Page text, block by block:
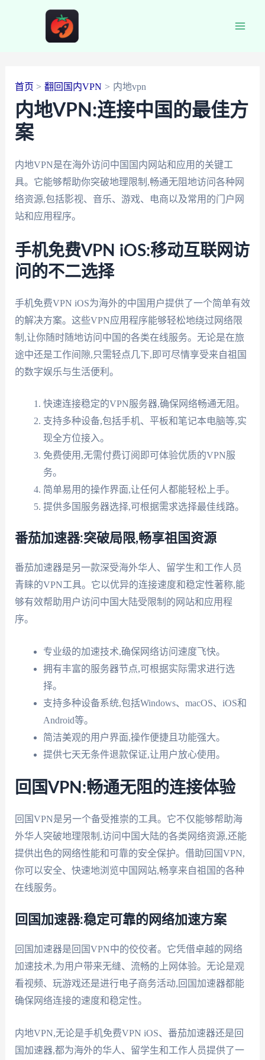
首页 翻回国内VPN 内地vpn
内地VPN:连接中国的最佳方
案
内地VPN是在海外访问中国国内网站和应用的关键工
具。它能够帮助你突破地理限制,畅通无阻地访问各种网
络资源,包括影视、音乐、游戏、电商以及常用的门户网
站和应用程序。
手机免费VPN iOS:移动互联网访
问的不二选择
手机免费VPN iOS为海外的中国用户提供了一个简单有效
的解决方案。这些VPN应用程序能够轻松地绕过网络限
制,让你随时随地访问中国的各类在线服务。无论是在旅
途中还是工作间隙,只需轻点几下,即可尽情享受来自祖国
的数字娱乐与生活便利。
快速连接稳定的VPN服务器,确保网络畅通无阻。
支持多种设备,包括手机、平板和笔记本电脑等,实
现全方位接入。
免费使用,无需付费订阅即可体验优质的VPN服
务。
简单易用的操作界面,让任何人都能轻松上手。
提供多国服务器选择,可根据需求选择最佳线路。
番茄加速器:突破局限,畅享祖国资源
番茄加速器是另一款深受海外华人、留学生和工作人员
青睐的VPN工具。它以优异的连接速度和稳定性著称,能
够有效帮助用户访问中国大陆受限制的网站和应用程
序。
专业级的加速技术,确保网络访问速度飞快。
拥有丰富的服务器节点,可根据实际需求进行选
择。
支持多种设备系统,包括Windows、macOS、iOS和
Android等。
简洁美观的用户界面,操作便捷且功能强大。
提供七天无条件退款保证,让用户放心使用。
回国VPN:畅通无阻的连接体验
回国VPN是另一个备受推崇的工具。它不仅能够帮助海
外华人突破地理限制,访问中国大陆的各类网络资源,还能
提供出色的网络性能和可靠的安全保护。借助回国VPN,
你可以安全、快速地浏览中国网站,畅享来自祖国的各种
在线服务。
回国加速器:稳定可靠的网络加速方案
回国加速器是回国VPN中的佼佼者。它凭借卓越的网络
加速技术,为用户带来无缝、流畅的上网体验。无论是观
看视频、玩游戏还是进行电子商务活动,回国加速器都能
确保网络连接的速度和稳定性。
内地VPN,无论是手机免费VPN iOS、番茄加速器还是回
国加速器,都为海外的华人、留学生和工作人员提供了一